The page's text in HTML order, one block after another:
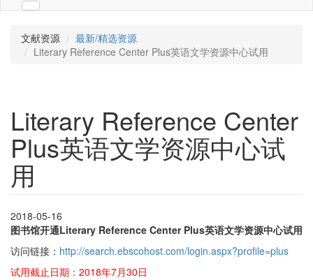
文献资源
最新/精选资源
Literary Reference Center Plus英语文学资源中心试用
Literary Reference Center
Plus英语文学资源中心试
用
2018-05-16
图书馆开通Literary Reference Center Plus英语文学资源中心试用
访问链接： http://search.ebscohost.com/login.aspx?profile=plus
试用截止日期：2018年7月30日